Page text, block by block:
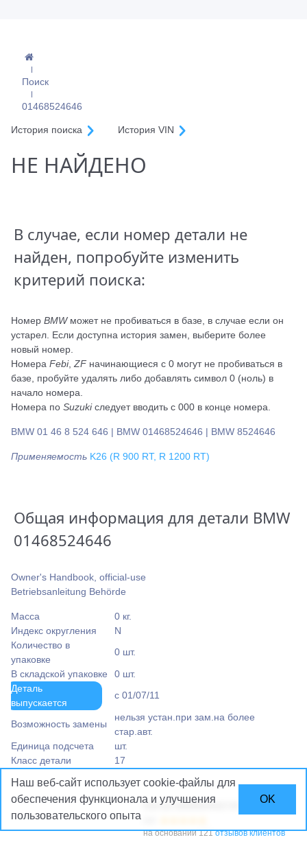
Поиск
01468524646
История поиска История VIN
НЕ НАЙДЕНО
В случае, если номер детали не
найден, попробуйте изменить
критерий поиска:
Номер BMWможет не пробиваться в базе, в случае если он
устарел. Если доступна история замен, выберите более
новый номер.
Номера Febi, ZF начинающиеся с 0 могут не пробиваться в
базе, пробуйте удалять либо добавлять символ 0 (ноль) в
начало номера.
Номера по Suzukiследует вводить с 000 в конце номера.
BMW 01 46 8 524 646 | BMW 01468524646 | BMW 8524646
Применяемость K26 (R 900 RT, R 1200 RT)
Общая информация для детали BMW
01468524646
Owner's Handbook, official-use
Betriebsanleitung Behörde
Масса
0 кг.
Индекс округления
N
Количество в
упаковке
0 шт.
В складской упаковке
0 шт.
Деталь
выпускается
c 01/07/11
Возможность замены
нельзя устан.при зам.на более
стар.авт.
Единица подсчета
шт.
Класс детали
17
Рейтинг
на основании 121отзывов клиентов
Наш веб-сайт использует cookie-файлы для
обеспечения функционала и улучшения
пользовательского опыта
OK